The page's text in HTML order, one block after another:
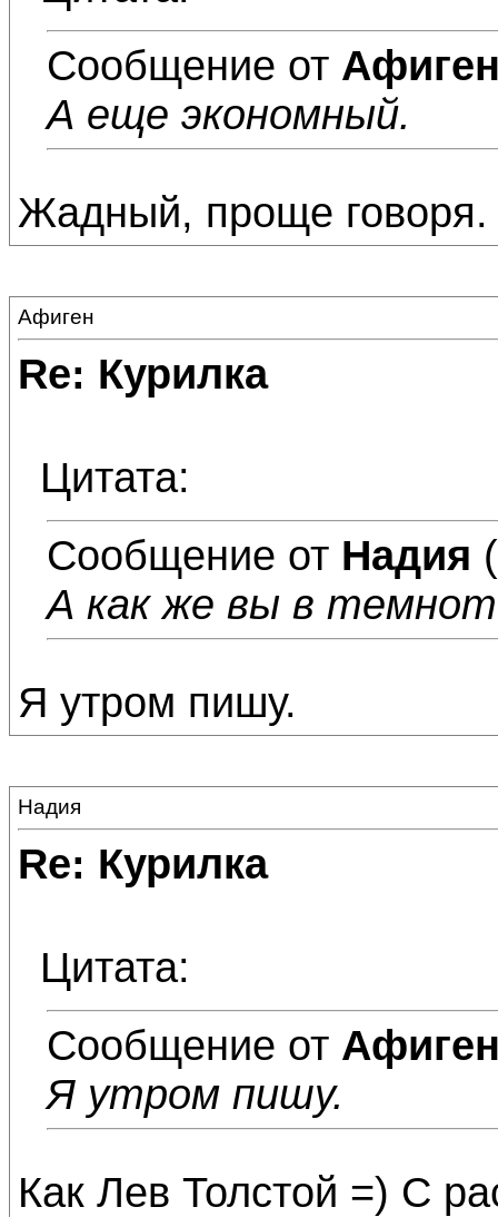
Сообщение от
А еще экономный.
Жадный, проще говоря.
Афиген
Re: Курилка
Цитата:
Сообщение от Надия
А как же вы в
Я утром пишу.
Надия
Re: Курилка
Цитата:
Сообщение от
Я утром пишу.
Как Лев Толстой =) С